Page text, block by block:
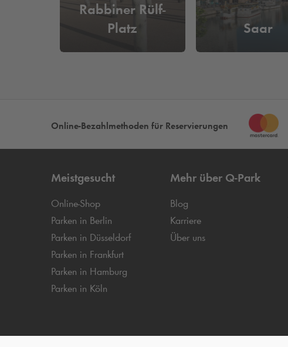
Rabbiner Rülf-
Platz
Saar
Online-Bezahlmethoden für Reservierungen
Meistgesucht
Online-Shop
Parken in Berlin
Parken in Düsseldorf
Parken in Frankfurt
Parken in Hamburg
Parken in Köln
Mehr über Q-Park
Blog
Karriere
Über uns